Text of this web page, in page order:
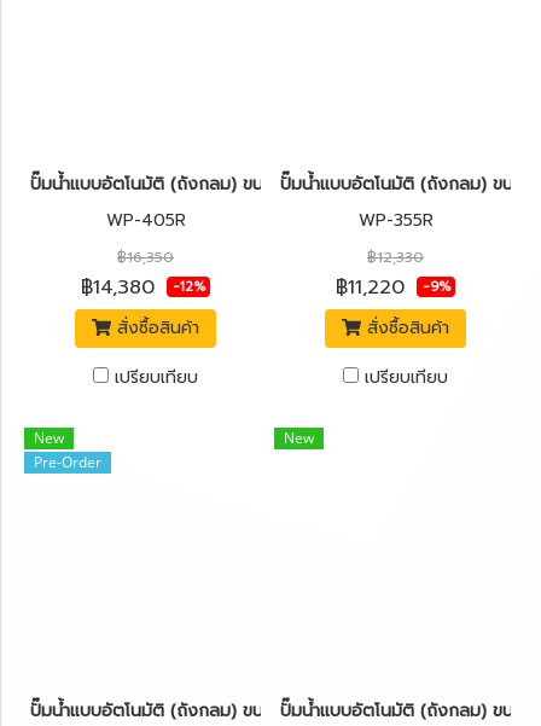
ปั๊มน้ำแบบอัตโนมัติ (ถังกลม) ขนาด 400 วัตต์ MITSUBISHI WP-
WP-405R
฿16,350
฿14,380 -12%
สั่งซื้อสินค้า
เปรียบเทียบ
ปั๊มน้ำแบบอัตโนมัติ (ถังกลม) ขนาด
WP-355R
฿12,330
฿11,220 -9%
สั่งซื้อสินค้า
เปรียบเทียบ
New
Pre-Order
ปั๊มน้ำแบบอัตโนมัติ (ถังกลม) ขนาด 300 วัตต์ MITSUBISHI WP-305R
New
ปั๊มน้ำแบบอัตโนมัติ (ถังกลม) ขนาด